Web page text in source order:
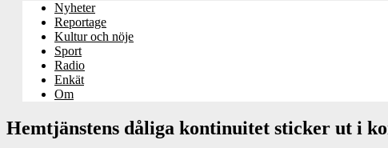
Nyheter
Reportage
Kultur och nöje
Sport
Radio
Enkät
Om
Hemtjänstens dåliga kontinuitet sticker ut i